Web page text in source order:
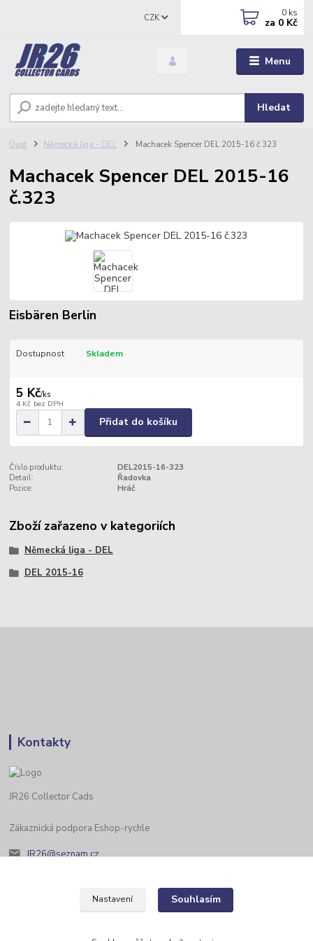
Menu
CZK
Hledat
0 ks
za 0 Kč
Úvod Německá liga - DEL Machacek Spencer DEL 2015-16 č.323
Machacek Spencer DEL 2015-16
č.323
Eisbären Berlin
Dostupnost Skladem
5 Kč/ks
4 Kč bez DPH
Přidat do košíku
Číslo produktu:
DEL2015-16-323
Detail:
Řadovka
Pozice:
Hráč
Zboží zařazeno v kategoriích
Německá liga - DEL
DEL 2015-16
Kontakty
JR26 Collector Cads
Zákaznická podpora Eshop-rychle
JR26@seznam.cz
Nastavení Souhlasím